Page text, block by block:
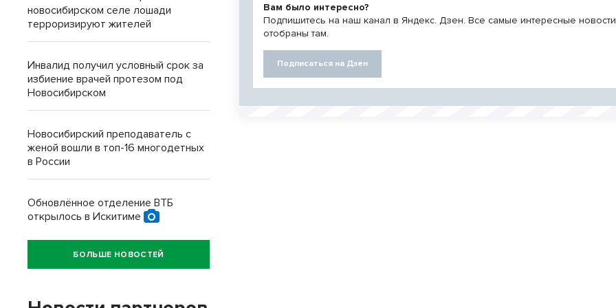
Вам было интересно?
Подпишитесь на наш канал в Яндекс. Дзен. Все самые интересные новости
отобраны там.
Подписаться на Дзен
новосибирском селе лошади
терроризируют жителей
Инвалид получил условный срок за
избиение врачей протезом под
Новосибирском
Новосибирский преподаватель с
женой вошли в топ-16 многодетных
в России
Обновлённое отделение ВТБ
открылось в Искитиме
БОЛЬШЕ НОВОСТЕЙ